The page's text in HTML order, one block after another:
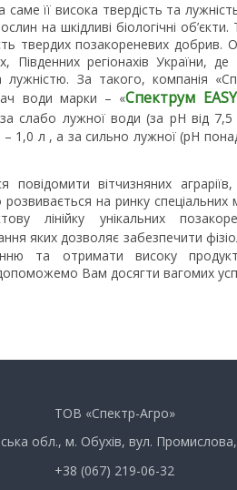
її висока твердість та
на шкідливі біологічні
твердих позакореневих добрив.
Південних регіонахів України,
За такого, компанія
води марки – «Спектрум
слабо лужної води (за рН від
1,0 л , а за сильно лужної (рН
повідомити вітчизняних
розвивається на ринку
лінійку унікальних
яких дозволяє забезпечити
та отримати високу
Вам досягти вагомих
ТОВ «Спектр-Агро»
обл., м. Обухів, вул.
+38 (067) 219-06-32